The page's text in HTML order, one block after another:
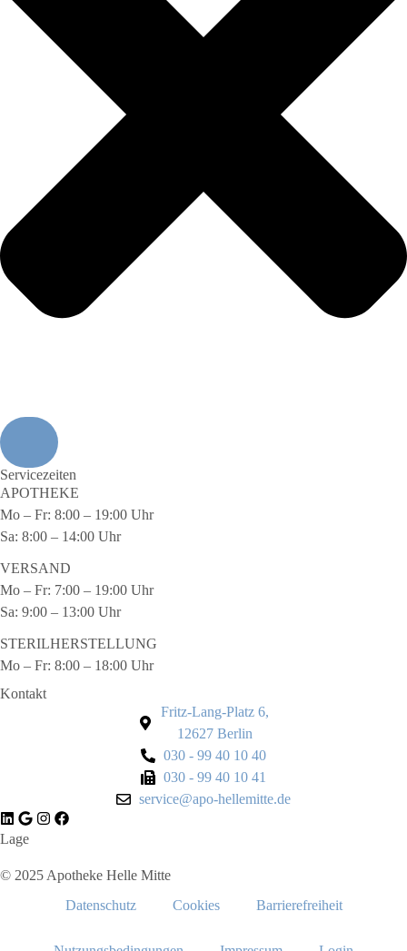
Servicezeiten
APOTHEKE
Mo – Fr: 8:00 – 19:00 Uhr
Sa: 8:00 – 14:00 Uhr
VERSAND
Mo – Fr: 7:00 – 19:00 Uhr
Sa: 9:00 – 13:00 Uhr
STERILHERSTELLUNG
Mo – Fr: 8:00 – 18:00 Uhr
Kontakt
Fritz-Lang-Platz 6,
12627 Berlin
030 - 99 40 10 40
030 - 99 40 10 41
service@apo-hellemitte.de
Lage
© 2025 Apotheke Helle Mitte
Datenschutz
Cookies Barrierefreiheit